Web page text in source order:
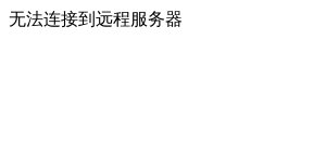
无法连接到远程服务器